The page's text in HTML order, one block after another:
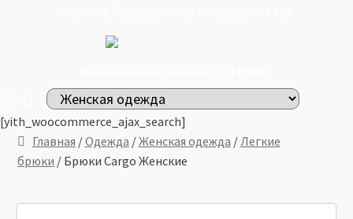
[yith_woocommerce_ajax_search]
Главная /Одежда /Женская одежда /Легкие
брюки / Брюки Cargo Женские